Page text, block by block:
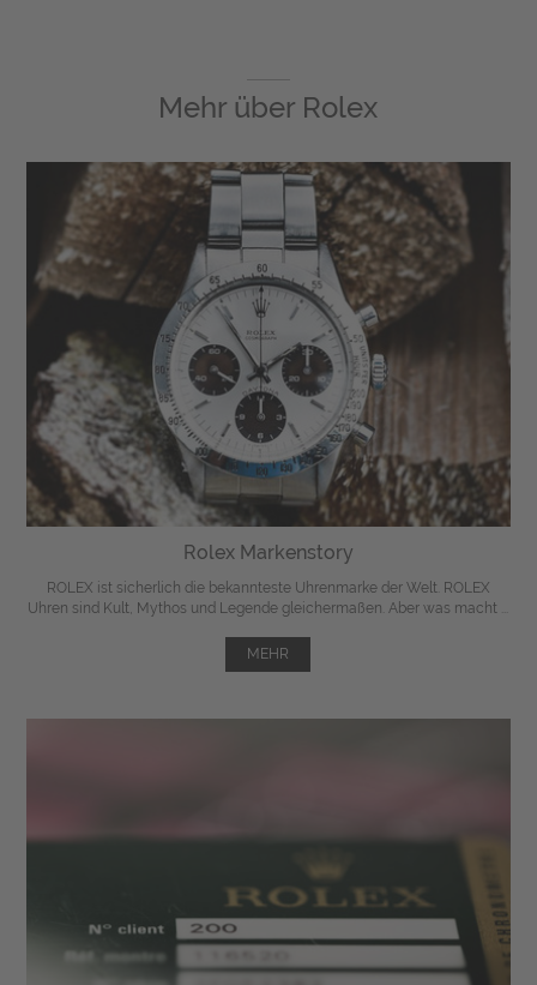
Mehr über Rolex
Rolex Markenstory
ROLEX ist sicherlich die bekannteste Uhrenmarke der Welt. ROLEX
Uhren sind Kult, Mythos und Legende gleichermaßen. Aber was macht ...
MEHR